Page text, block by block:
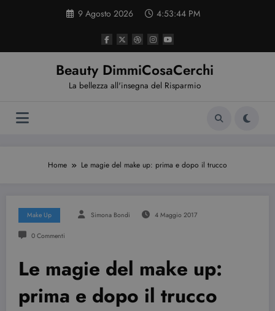
9 Agosto 2026 4:53:45 PM
Beauty DimmiCosaCerchi
La bellezza all'insegna del Risparmio
Home Le magie del make up: prima e dopo il trucco
Make Up Simona Bondi 4 Maggio 2017
0 Commenti
Le magie del make up:
prima e dopo il trucco